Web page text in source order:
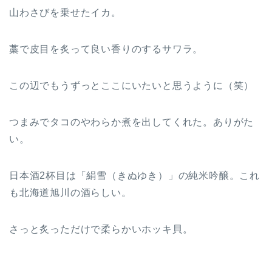
山わさびを乗せたイカ。
藁で皮目を炙って良い香りのするサワラ。
この辺でもうずっとここにいたいと思うように（笑）
つまみでタコのやわらか煮を出してくれた。ありがた
い。
日本酒2杯目は「絹雪（きぬゆき）」の純米吟醸。これ
も北海道旭川の酒らしい。
さっと炙っただけで柔らかいホッキ貝。